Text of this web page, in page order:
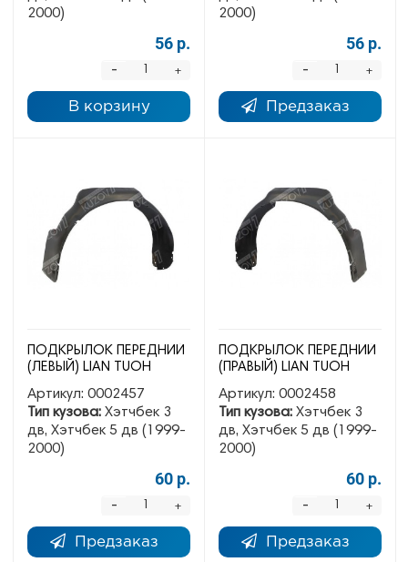
2000)
56 р.
+
-
В корзину
2000)
56 р.
+
-
Предзаказ
ПОДКРЫЛОК ПЕРЕДНИЙ
(ЛЕВЫЙ) LIAN TUOH
Артикул: 0002457
Тип кузова: Хэтчбек 3
дв, Хэтчбек 5 дв (1999-
2000)
60 р.
+
-
Предзаказ
ПОДКРЫЛОК ПЕРЕДНИЙ
(ПРАВЫЙ) LIAN TUOH
Артикул: 0002458
Тип кузова: Хэтчбек 3
дв, Хэтчбек 5 дв (1999-
2000)
60 р.
+
-
Предзаказ